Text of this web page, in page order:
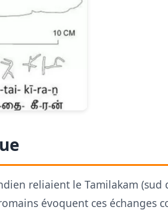
reliaient le Tamilakam (sud
évoquent ces échanges